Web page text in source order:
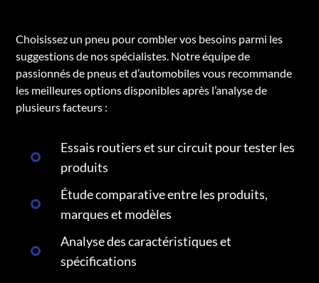
Choisissez un pneu pour combler vos besoins parmi les
suggestions de nos spécialistes. Notre équipe de
passionnés de pneus et d’automobiles vous recommande
les meilleures options disponibles après l’analyse de
plusieurs facteurs :
Essais routiers et sur circuit pour tester les
produits
Étude comparative entre les produits,
marques et modèles
Analyse des caractéristiques et
spécifications